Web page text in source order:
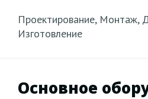
Проектирование, Монтаж,
Изготовление
Основное